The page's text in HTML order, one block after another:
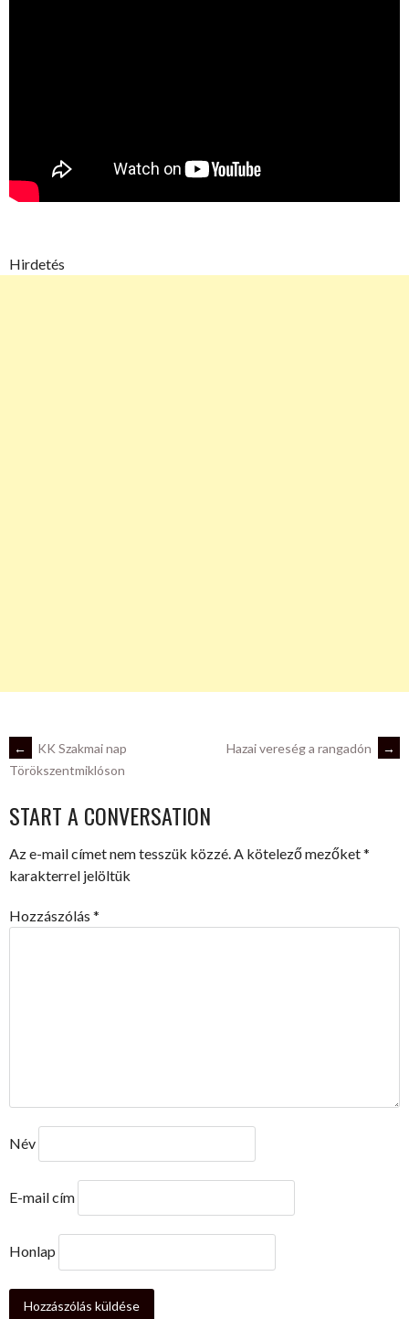
Hirdetés
POST
NAVIGATION
←
KK Szakmai nap
Törökszentmiklóson
Hazai vereség a rangadón →
START A CONVERSATION
Az e-mail címet nem tesszük közzé.A kötelező mezőket*
karakterrel jelöltük
Hozzászólás *
Név
E-mail cím
Honlap